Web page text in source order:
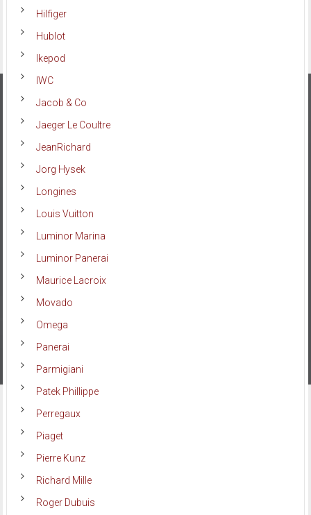
Hilfiger
Hublot
Ikepod
IWC
Jacob & Co
Jaeger Le Coultre
JeanRichard
Jorg Hysek
Longines
Louis Vuitton
Luminor Marina
Luminor Panerai
Maurice Lacroix
Movado
Omega
Panerai
Parmigiani
Patek Phillippe
Perregaux
Piaget
Pierre Kunz
Richard Mille
Roger Dubuis